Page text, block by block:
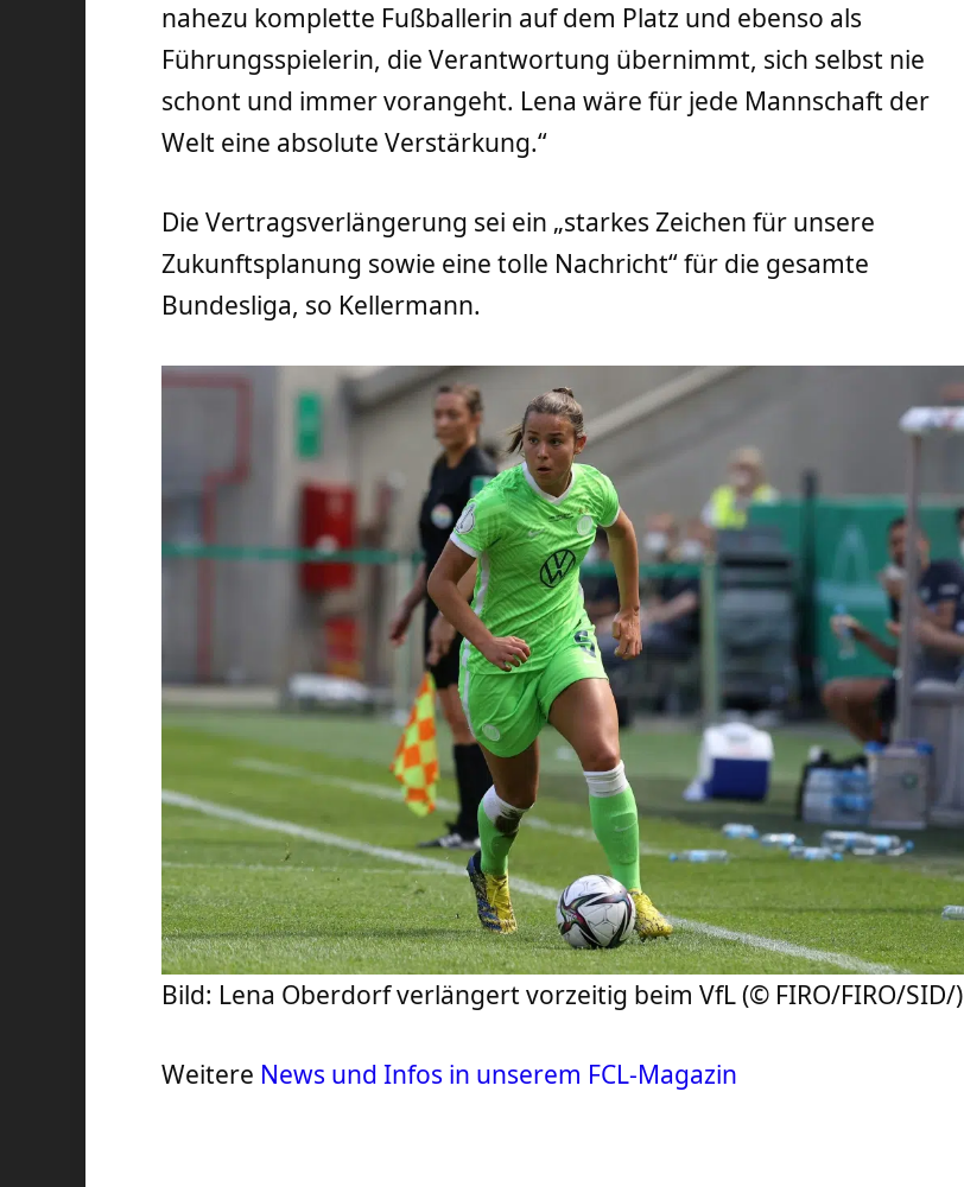
nahezu komplette Fußballerin auf dem Platz und ebenso als
Führungsspielerin, die Verantwortung übernimmt, sich selbst nie
schont und immer vorangeht. Lena wäre für jede Mannschaft der
Welt eine absolute Verstärkung.“
Die Vertragsverlängerung sei ein „starkes Zeichen für unsere
Zukunftsplanung sowie eine tolle Nachricht“ für die gesamte
Bundesliga, so Kellermann.
Bild: Lena Oberdorf verlängert vorzeitig beim VfL (© FIRO/FIRO/SID/)
Weitere News und Infos in unserem FCL-Magazin